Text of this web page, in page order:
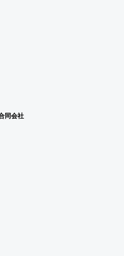
同会社